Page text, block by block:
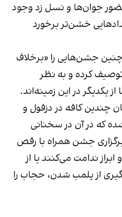
جوان‌ها و نسل زد وجود
خشن‌تر برخورد
جشن‌هایی را «برخلاف
کرده و به نظر
یکدیگر در این زمینه‌اند.
چندین کافه در دزفول و
که در آن در سخنانی
جشن همراه با رقص
ندامت می‌کنند یا از
از پلمب شدن، حجاب را